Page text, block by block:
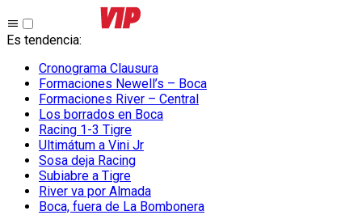
Es tendencia:
Cronograma Clausura
Formaciones Newell’s – Boca
Formaciones River – Central
Los borrados en Boca
Racing 1-3 Tigre
Ultimátum a Vini Jr
Sosa deja Racing
Subiabre a Tigre
River va por Almada
Boca, fuera de La Bombonera